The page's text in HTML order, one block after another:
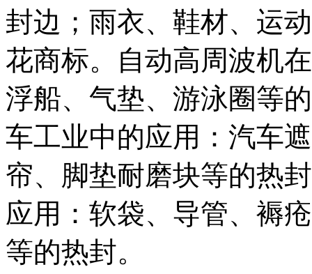
封边；雨衣、鞋材、运
花商标。自动高周波机
浮船、气垫、游泳圈等
车工业中的应用：汽车
帘、脚垫耐磨块等的热
应用：软袋、导管、褥
等的热封。